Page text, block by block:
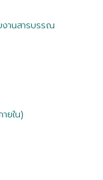
งานสารบรรณ
ยใน)